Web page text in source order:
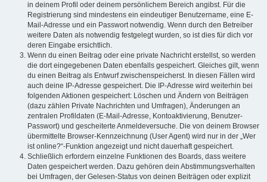
in deinem Profil oder deinem persönlichem Bereich angibst. Für die
Registrierung sind mindestens ein eindeutiger Benutzername, eine E-
Mail-Adresse und ein Passwort notwendig. Wenn durch den Betreiber
weitere Daten als notwendig festgelegt wurden, so ist dies für dich vor
deren Eingabe ersichtlich.
Wenn du einen Beitrag oder eine private Nachricht erstellst, so werden
die dort eingegebenen Daten ebenfalls gespeichert. Gleiches gilt, wenn
du einen Beitrag als Entwurf zwischenspeicherst. In diesen Fällen wird
auch deine IP-Adresse gespeichert. Die IP-Adresse wird weiterhin bei
folgenden Aktionen gespeichert: Löschen und Ändern von Beiträgen
(dazu zählen Private Nachrichten und Umfragen), Änderungen an
zentralen Profildaten (E-Mail-Adresse, Kontoaktivierung, Benutzer-
Passwort) und gescheiterte Anmeldeversuche. Die von deinem Browser
übermittelte Browser-Kennzeichnung (User Agent) wird nur in der „Wer
ist online?“-Funktion angezeigt und nicht dauerhaft gespeichert.
Schließlich erfordern einzelne Funktionen des Boards, dass weitere
Daten gespeichert werden. Dazu gehören dein Abstimmungsverhalten
bei Umfragen, der Gelesen-Status von deinen Beiträgen oder explizit